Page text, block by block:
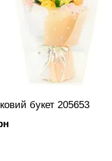
букет 205653